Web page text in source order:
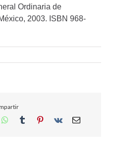
Ordinaria de
2003. ISBN 968-
WhatsApp
TumblrPinterest
Vk Email